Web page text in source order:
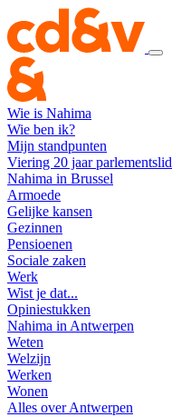
Wie is Nahima
Wie ben ik?
Mijn standpunten
Viering 20 jaar parlementslid
Nahima in Brussel
Armoede
Gelijke kansen
Gezinnen
Pensioenen
Sociale zaken
Werk
Wist je dat...
Opiniestukken
Nahima in Antwerpen
Weten
Welzijn
Werken
Wonen
Alles over Antwerpen